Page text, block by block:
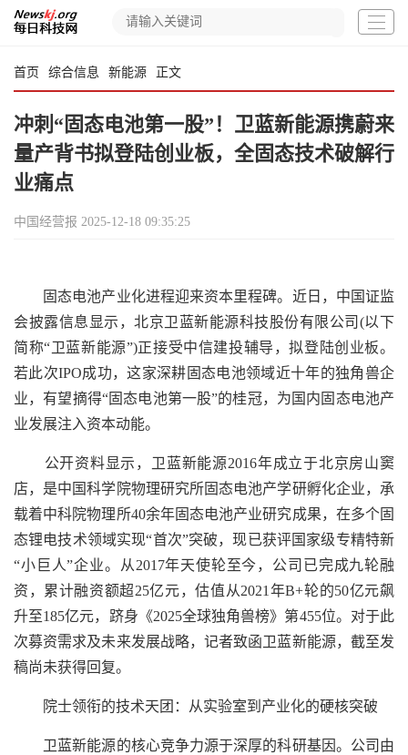
首页 综合信息 新能源 正文
冲刺“固态电池第一股”！卫蓝新能源携蔚来
量产背书拟登陆创业板，全固态技术破解行
业痛点
中国经营报 2025-12-18 09:35:25
固态电池产业化进程迎来资本里程碑。近日，中国证监
会披露信息显示，北京卫蓝新能源科技股份有限公司(以下
简称“卫蓝新能源”)正接受中信建投辅导，拟登陆创业板。
若此次IPO成功，这家深耕固态电池领域近十年的独角兽企
业，有望摘得“固态电池第一股”的桂冠，为国内固态电池产
业发展注入资本动能。
公开资料显示，卫蓝新能源2016年成立于北京房山窦
店，是中国科学院物理研究所固态电池产学研孵化企业，承
载着中科院物理所40余年固态电池产业研究成果，在多个固
态锂电技术领域实现“首次”突破，现已获评国家级专精特新
“小巨人”企业。从2017年天使轮至今，公司已完成九轮融
资，累计融资额超25亿元，估值从2021年B+轮的50亿元飙
升至185亿元，跻身《2025全球独角兽榜》第455位。对于此
次募资需求及未来发展战略，记者致函卫蓝新能源，截至发
稿尚未获得回复。
院士领衔的技术天团：从实验室到产业化的硬核突破
卫蓝新能源的核心竞争力源于深厚的科研基因。公司由